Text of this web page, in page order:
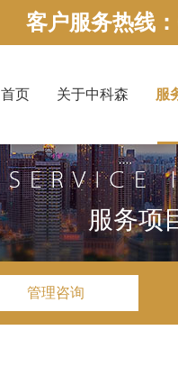
客户服务热线
首页 关于中科森 服
服务项
管理咨询